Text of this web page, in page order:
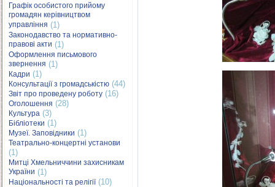
Графік особистого прийому
громадян керівництвом
управління (1)
Законодавство та нормативно-
правові акти (1)
Оформлення письмового
звернення (1)
Кадри (1)
Консультації з громадськістю (44)
Звіт про проведену роботу (16)
Оголошення (28)
Культура (3)
Бібліотеки (1)
Музеї. Заповідники (1)
Театрально-концертні установи
(1)
Митці Хмельниччини захисникам
України (1)
Національності та релігії(10)